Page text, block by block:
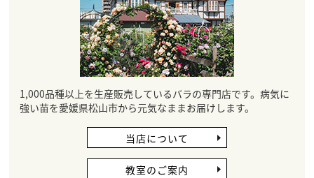
1,000品種以上を生産販売しているバラの専門店です。病気に
強い苗を愛媛県松山市から元気なままお届けします。
当店について
教室のご案内